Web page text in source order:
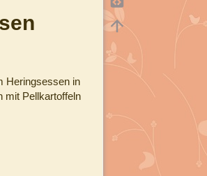
Heringsessen in
mit Pellkartoffeln